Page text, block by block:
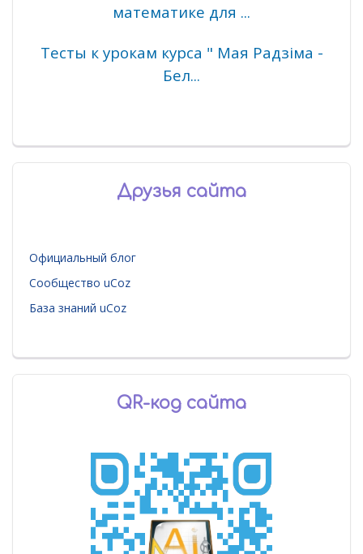
математике для ...
Тесты к урокам курса " Мая Радзіма -
Бел...
Друзья сайта
Официальный блог
Сообщество uCoz
База знаний uCoz
QR-код сайта